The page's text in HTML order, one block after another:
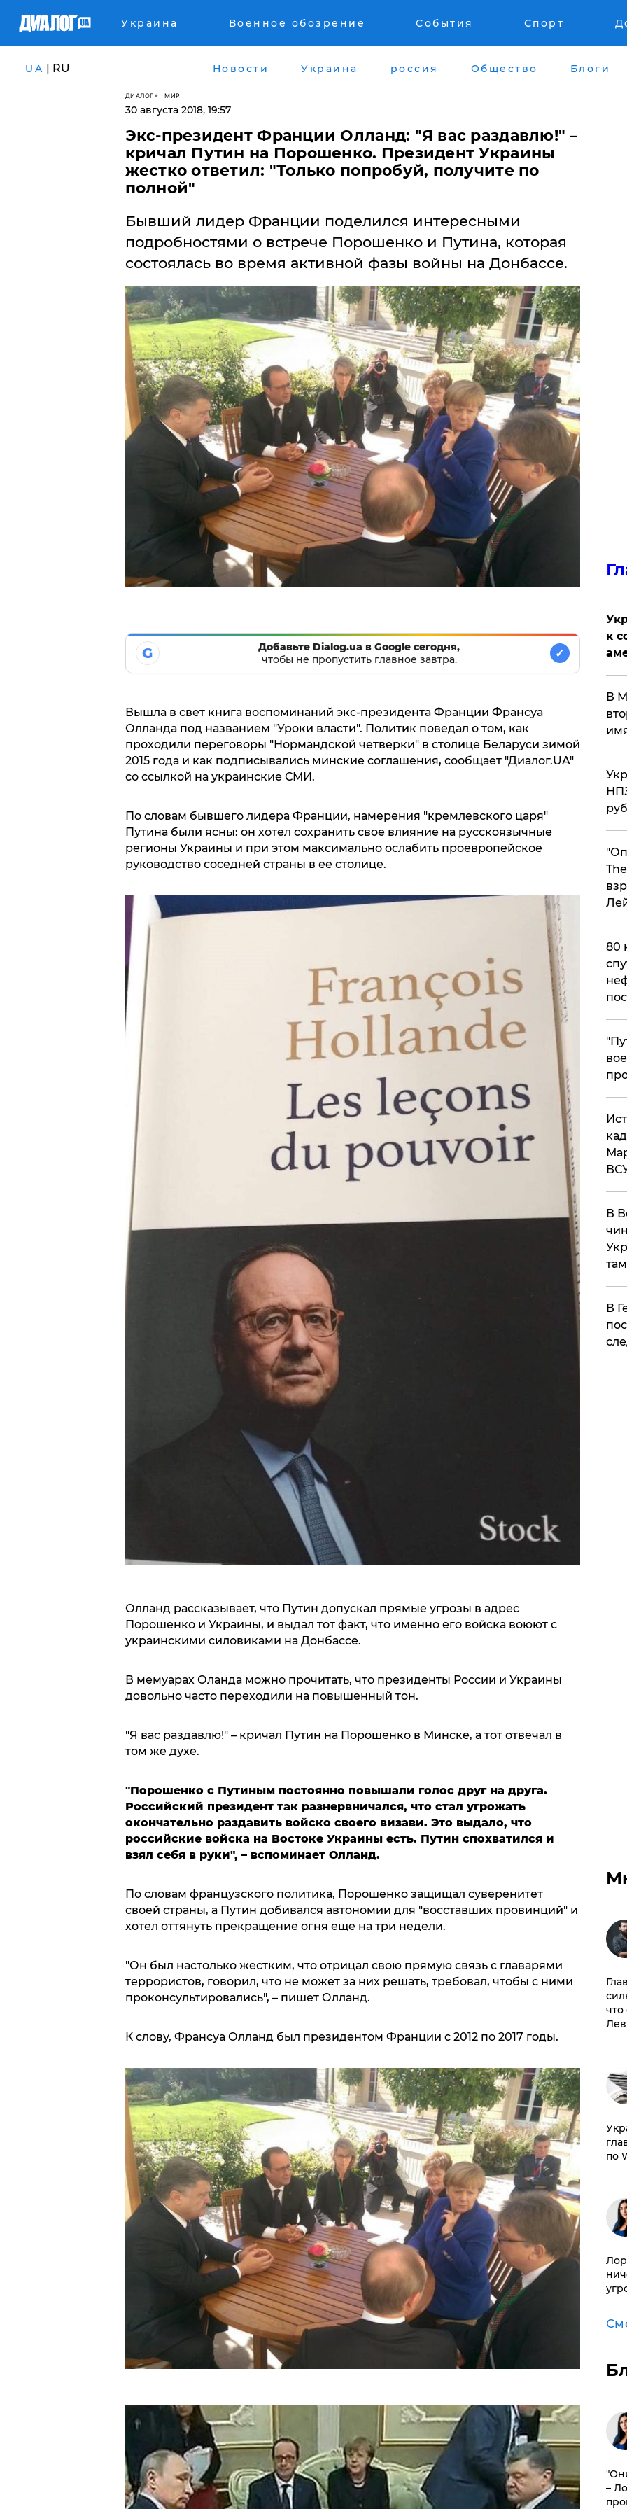
Украина Военное обозрение События Спорт
UA | RU Новости Украина россия Общество Блоги
ДИАЛОГ МИР
30 августа 2018, 19:57
Экс-президент Франции Олланд: "Я вас раздавлю!" –
кричал Путин на Порошенко. Президент Украины
жестко ответил: "Только попробуй, получите по
полной"
Бывший лидер Франции поделился интересными
подробностями о встрече Порошенко и Путина, которая
состоялась во время активной фазы войны на Донбассе.
G
Добавьте Dialog.ua в Google сегодня,
чтобы не пропустить главное завтра.
✓
Вышла в свет книга воспоминаний экс-президента Франции Франсуа
Олланда под названием "Уроки власти". Политик поведал о том, как
проходили переговоры "Нормандской четверки" в столице Беларуси зимой
2015 года и как подписывались минские соглашения, сообщает "Диалог.UA"
со ссылкой на украинские СМИ.
По словам бывшего лидера Франции, намерения "кремлевского царя"
Путина были ясны: он хотел сохранить свое влияние на русскоязычные
регионы Украины и при этом максимально ослабить проевропейское
руководство соседней страны в ее столице.
Олланд рассказывает, что Путин допускал прямые угрозы в адрес
Порошенко и Украины, и выдал тот факт, что именно его войска воюют с
украинскими силовиками на Донбассе.
В мемуарах Оланда можно прочитать, что президенты России и Украины
довольно часто переходили на повышенный тон.
"Я вас раздавлю!" – кричал Путин на Порошенко в Минске, а тот отвечал в
том же духе.
"Порошенко с Путиным постоянно повышали голос друг на друга.
Российский президент так разнервничался, что стал угрожать
окончательно раздавить войско своего визави. Это выдало, что
российские войска на Востоке Украины есть. Путин спохватился и
взял себя в руки", – вспоминает Олланд.
По словам французского политика, Порошенко защищал суверенитет
своей страны, а Путин добивался автономии для "восставших провинций" и
хотел оттянуть прекращение огня еще на три недели.
"Он был настолько жестким, что отрицал свою прямую связь с главарями
террористов, говорил, что не может за них решать, требовал, чтобы с ними
проконсультировались", – пишет Олланд.
К слову, Франсуа Олланд был президентом Франции с 2012 по 2017 годы.
к
В
80
В
​В
что
по
–